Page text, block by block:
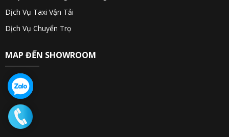
Dịch Vụ Taxi Vận Tải
Dịch Vụ Chuyển Trọ
MAP ĐẾN SHOWROOM